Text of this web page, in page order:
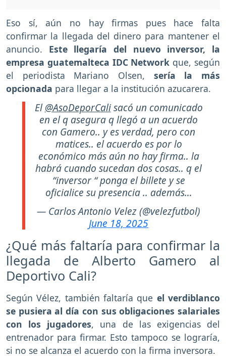
Eso sí, aún no hay firmas pues hace falta
confirmar la llegada del dinero para mantener el
anuncio. Este llegaría del nuevo inversor, la
empresa guatemalteca IDC Network que, según
el periodista Mariano Olsen, sería la más
opcionada para llegar a la institución azucarera.
El@AsoDeporCalisacó un comunicado
en el q asegura q llegó a un acuerdo
con Gamero.. y es verdad, pero con
matices.. el acuerdo es por lo
económico más aún no hay firma.. la
habrá cuando sucedan dos cosas.. q el
“inversor “ ponga el billete y se
oficialice su presencia .. además…
— Carlos Antonio Velez (@velezfutbol)
June 18, 2025
¿Qué más faltaría para confirmar la
llegada de Alberto Gamero al
Deportivo Cali?
Según Vélez, también faltaría que el verdiblanco
se pusiera al día con sus obligaciones salariales
con los jugadores, una de las exigencias del
entrenador para firmar. Esto tampoco se lograría,
si no se alcanza el acuerdo con la firma inversora.